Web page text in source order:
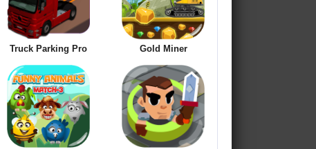
Truck Parking Pro Gold Miner